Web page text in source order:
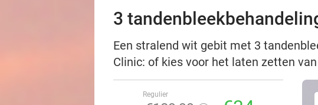
3
Een stralend wit gebit met 3
Clinic: of kies voor het laten zetten
Regulier